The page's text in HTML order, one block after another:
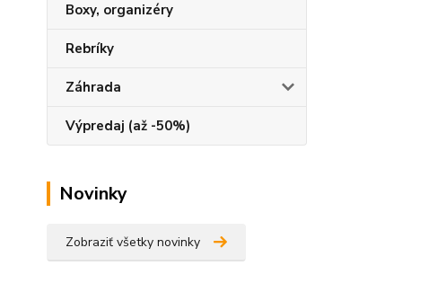
Boxy, organizéry
Rebríky
Záhrada
Výpredaj (až -50%)
Novinky
Zobraziť všetky novinky